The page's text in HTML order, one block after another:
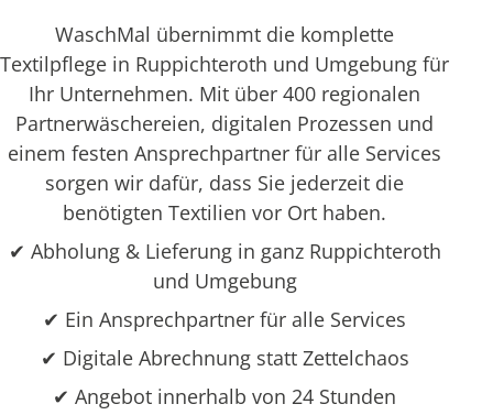
WaschMal übernimmt die komplette
Textilpflege in Ruppichteroth und Umgebung für
Ihr Unternehmen. Mit über 400 regionalen
Partnerwäschereien, digitalen Prozessen und
einem festen Ansprechpartner für alle Services
sorgen wir dafür, dass Sie jederzeit die
benötigten Textilien vor Ort haben.
✔ Abholung & Lieferung in ganz Ruppichteroth
und Umgebung
✔ Ein Ansprechpartner für alle Services
✔ Digitale Abrechnung statt Zettelchaos
✔ Angebot innerhalb von 24 Stunden